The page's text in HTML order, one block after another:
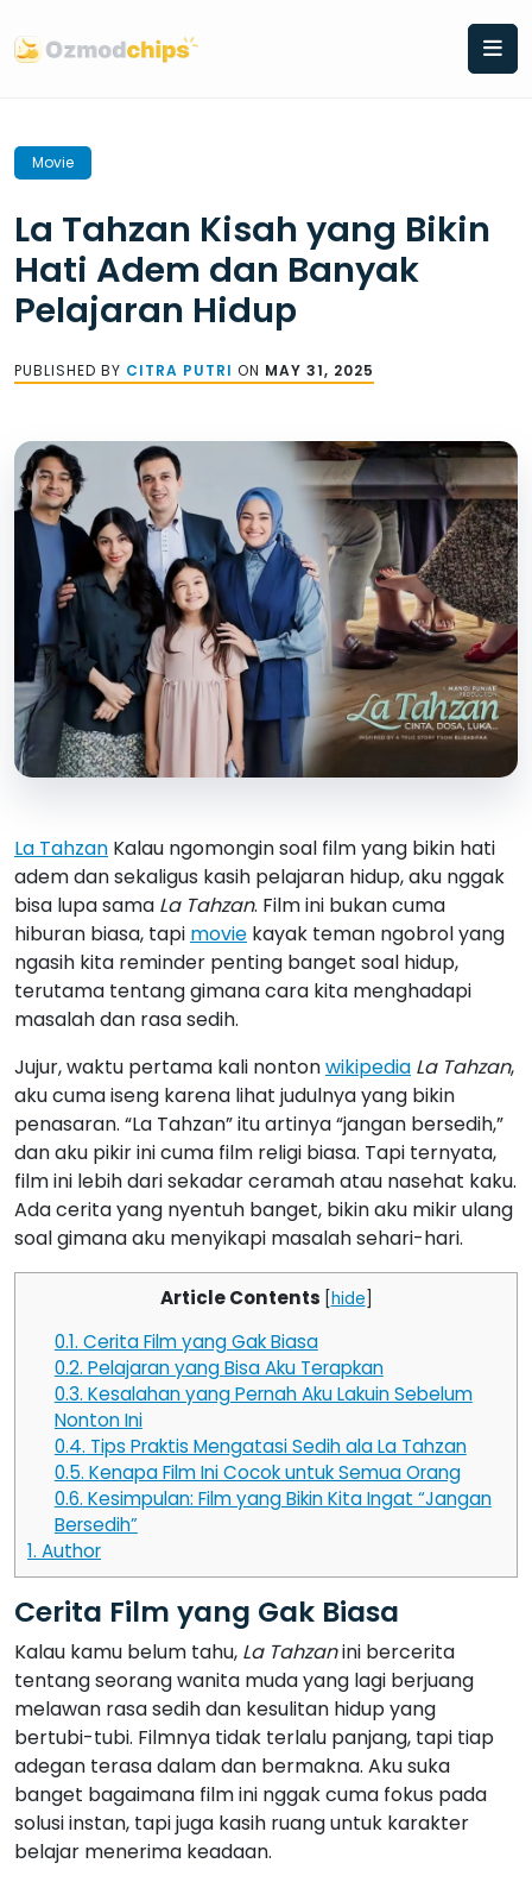
to
content
Movie
La Tahzan Kisah yang Bikin
Hati Adem dan Banyak
Pelajaran Hidup
PUBLISHED BY CITRA PUTRI ON MAY 31, 2025
La Tahzan Kalau ngomongin soal film yang bikin hati
adem dan sekaligus kasih pelajaran hidup, aku nggak
bisa lupa sama La Tahzan. Film ini bukan cuma
hiburan biasa, tapi movie kayak teman ngobrol yang
ngasih kita reminder penting banget soal hidup,
terutama tentang gimana cara kita menghadapi
masalah dan rasa sedih.
Jujur, waktu pertama kali nontonwikipedia La Tahzan,
aku cuma iseng karena lihat judulnya yang bikin
penasaran. “La Tahzan” itu artinya “jangan bersedih,”
dan aku pikir ini cuma film religi biasa. Tapi ternyata,
film ini lebih dari sekadar ceramah atau nasehat kaku.
Ada cerita yang nyentuh banget, bikin aku mikir ulang
soal gimana aku menyikapi masalah sehari-hari.
Article Contents [hide]
0.1. Cerita Film yang Gak Biasa
0.2. Pelajaran yang Bisa Aku Terapkan
0.3. Kesalahan yang Pernah Aku Lakuin Sebelum
Nonton Ini
0.4. Tips Praktis Mengatasi Sedih ala La Tahzan
0.5. Kenapa Film Ini Cocok untuk Semua Orang
0.6. Kesimpulan: Film yang Bikin Kita Ingat “Jangan
Bersedih”
1. Author
Cerita Film yang Gak Biasa
Kalau kamu belum tahu, La Tahzanini bercerita
tentang seorang wanita muda yang lagi berjuang
melawan rasa sedih dan kesulitan hidup yang
bertubi-tubi. Filmnya tidak terlalu panjang, tapi tiap
adegan terasa dalam dan bermakna. Aku suka
banget bagaimana film ini nggak cuma fokus pada
solusi instan, tapi juga kasih ruang untuk karakter
belajar menerima keadaan.